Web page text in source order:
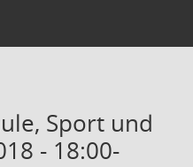
Sport und
- 18:00-